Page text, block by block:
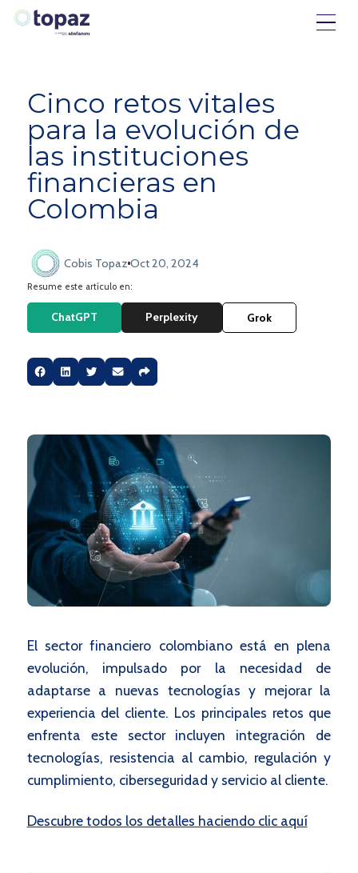
Cinco retos vitales
para la evolución de
las instituciones
financieras en
Colombia
Cobis Topaz Oct 20, 2024
Resume este artículo en:
ChatGPT Perplexity Grok
El sector financiero colombiano está en plena
evolución, impulsado por la necesidad de
adaptarse a nuevas tecnologías y mejorar la
experiencia del cliente. Los principales retos que
enfrenta este sector incluyen integración de
tecnologías, resistencia al cambio, regulación y
cumplimiento, ciberseguridad y servicio al cliente.
Descubre todos los detalles haciendo clic aquí